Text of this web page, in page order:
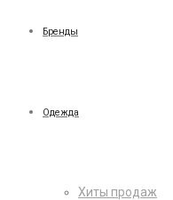
Бренды
Одежда
Хиты продаж